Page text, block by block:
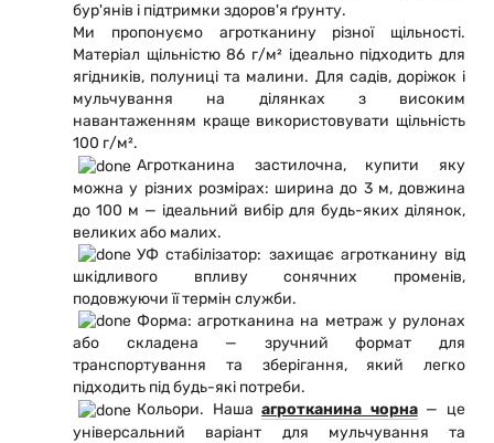
бур'янів і підтримки здоров'я ґрунту.
Ми пропонуємо агротканину різної щільності.
Матеріал щільністю 86 г/м² ідеально підходить для
ягідників, полуниці та малини. Для садів, доріжок і
мульчування на ділянках з високим
навантаженням краще використовувати щільність
100 г/м².
Агротканина застилочна, купити яку
можна у різних розмірах: ширина до 3 м, довжина
до 100 м — ідеальний вибір для будь-яких ділянок,
великих або малих.
УФ стабілізатор: захищає агротканину від
шкідливого впливу сонячних променів,
подовжуючи її термін служби.
Форма: агротканина на метраж у рулонах
або складена — зручний формат для
транспортування та зберігання, який легко
підходить під будь-які потреби.
Кольори. Нашаагротканина чорна— це
універсальний варіант для мульчування та